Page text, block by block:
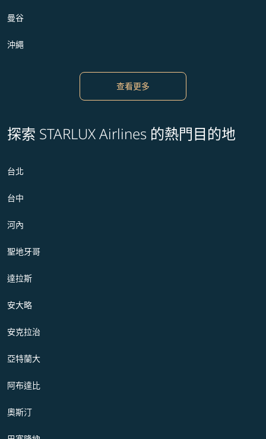
曼谷
沖繩
查看更多
探索 STARLUX Airlines 的熱門目的地
台北
台中
河內
聖地牙哥
達拉斯
安大略
安克拉治
亞特蘭大
阿布達比
奧斯汀